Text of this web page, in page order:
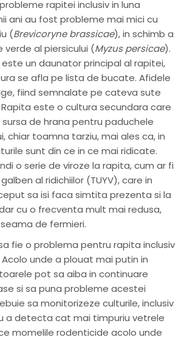
rapitei inclusiv in luna
ani au fost probleme mai mici cu
(Brevicoryne brassicae), in schimb a
al piersicului (Myzus persicae).
un daunator principal al rapitei,
se afla pe lista de bucate. Afidele
fiind semnalate pe cateva sute
este o cultura secundara care
de hrana pentru paduchele
chiar toamna tarziu, mai ales ca, in
sunt din ce in ce mai ridicate.
o serie de viroze la rapita, cum ar fi
al ridichiilor (TUYV), care in
sa isi faca simtita prezenta si la
cu o frecventa mult mai redusa,
de fermieri.
fie o problema pentru rapita inclusiv
unde a plouat mai putin in
pot sa aiba in continuare
si sa puna probleme acestei
sa monitorizeze culturile, inclusiv
a detecta cat mai timpuriu vetrele
momelile rodenticide acolo unde